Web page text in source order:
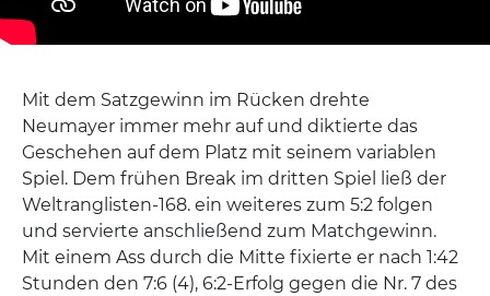
Mit dem Satzgewinn im Rücken drehte
Neumayer immer mehr auf und diktierte das
Geschehen auf dem Platz mit seinem variablen
Spiel. Dem frühen Break im dritten Spiel ließ der
Weltranglisten-168. ein weiteres zum 5:2 folgen
und servierte anschließend zum Matchgewinn.
Mit einem Ass durch die Mitte fixierte er nach 1:42
Stunden den 7:6 (4), 6:2-Erfolg gegen die Nr. 7 des